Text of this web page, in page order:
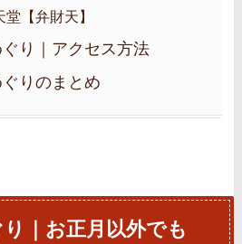
【弁財天】
り｜アクセス方法
りのまとめ
｜お正月以外でも